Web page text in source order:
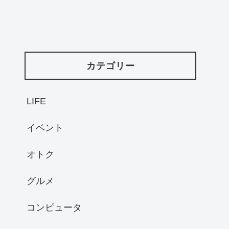
カテゴリー
LIFE
イベント
オトク
グルメ
コンピュータ